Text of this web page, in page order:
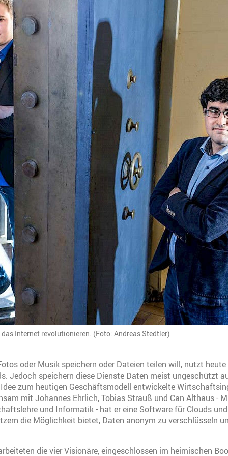
Internet revolutionieren. (Foto: Andreas Stedtler)
oder Musik speichern oder Dateien teilen will, nutzt
Jedoch speichern diese Dienste Daten meist ungeschützt
Idee zum heutigen Geschäftsmodell entwickelte
mit Johannes Ehrlich, Tobias Strauß und Can Althaus -
und Informatik - hat er eine Software für Clouds
die Möglichkeit bietet, Daten anonym zu verschlüsseln
die vier Visionäre, eingeschlossen im heimischen